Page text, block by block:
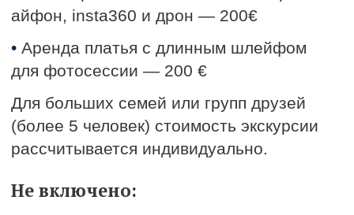
Поможем с выбором экскурсии
Проводим авторские, индивидуальные
туры по всему острову, в его водах
и в воздухе.